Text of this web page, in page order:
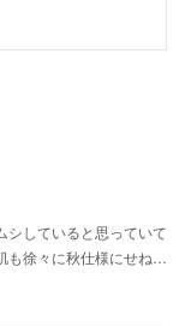
シしていると思っていて
も徐々に秋仕様にせね…